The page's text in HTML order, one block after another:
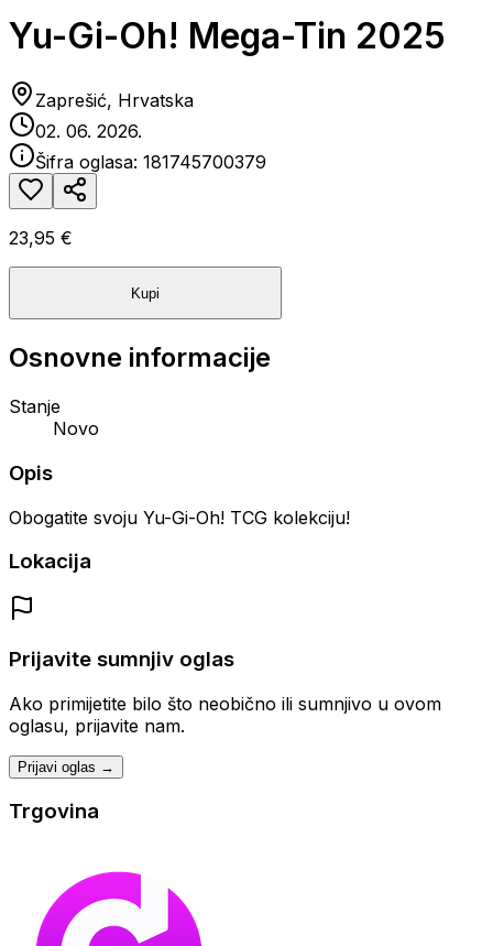
Yu-Gi-Oh! Mega-Tin 2025
Zaprešić, Hrvatska
02. 06. 2026.
Šifra oglasa: 181745700379
23,95 €
Kupi
Osnovne informacije
Stanje
Novo
Opis
Obogatite svoju Yu-Gi-Oh! TCG kolekciju!
Lokacija
Prijavite sumnjiv oglas
Ako primijetite bilo što neobično ili sumnjivo u ovom
oglasu, prijavite nam.
Prijavi oglas →
Trgovina